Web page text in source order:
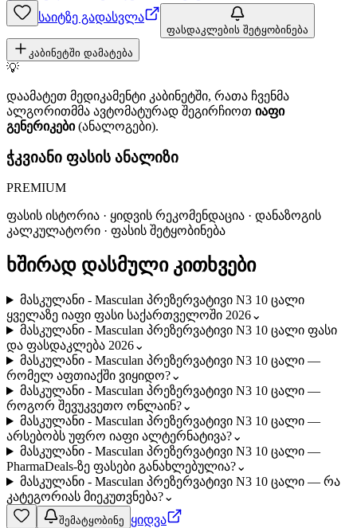
საიტზე გადასვლა
ფასდაკლების შეტყობინება
კაბინეტში დამატება
💡
დაამატეთ მედიკამენტი კაბინეტში, რათა ჩვენმა
ალგორითმმა ავტომატურად შეგირჩიოთ იაფი
გენერიკები(ანალოგები).
ჭკვიანი ფასის ანალიზი
PREMIUM
ფასის ისტორია · ყიდვის რეკომენდაცია · დანაზოგის
კალკულატორი · ფასის შეტყობინება
ხშირად დასმული კითხვები
მასკულანი - Masculan პრეზერვატივი N3 10 ცალი
ყველაზე იაფი ფასი საქართველოში 2026⌄
მასკულანი - Masculan პრეზერვატივი N3 10 ცალი ფასი
და ფასდაკლება 2026⌄
მასკულანი - Masculan პრეზერვატივი N3 10 ცალი —
რომელ აფთიაქში ვიყიდო?⌄
მასკულანი - Masculan პრეზერვატივი N3 10 ცალი —
როგორ შევუკვეთო ონლაინ?⌄
მასკულანი - Masculan პრეზერვატივი N3 10 ცალი —
არსებობს უფრო იაფი ალტერნატივა?⌄
მასკულანი - Masculan პრეზერვატივი N3 10 ცალი —
PharmaDeals-ზე ფასები განახლებულია?⌄
მასკულანი - Masculan პრეზერვატივი N3 10 ცალი — რა
კატეგორიას მიეკუთვნება?⌄
შემატყობინე ყიდვა